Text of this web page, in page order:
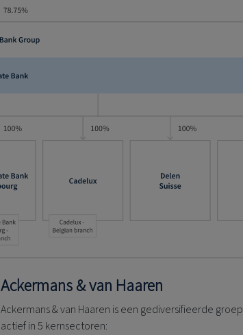
Ackermans & van Haaren
Ackermans & van Haaren is een gediversifieerde groep
actief in 5 kernsectoren: